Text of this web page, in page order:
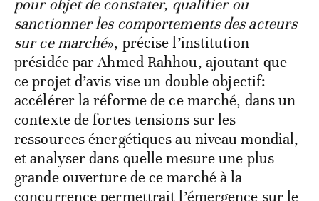
pour objet de constater, qualifier ou
sanctionner les comportements des acteurs
sur ce marché», précise l’institution
présidée par Ahmed Rahhou, ajoutant que
ce projet d’avis vise un double objectif:
accélérer la réforme de ce marché, dans un
contexte de fortes tensions sur les
ressources énergétiques au niveau mondial,
et analyser dans quelle mesure une plus
grande ouverture de ce marché à la
concurrence permettrait l’émergence sur le